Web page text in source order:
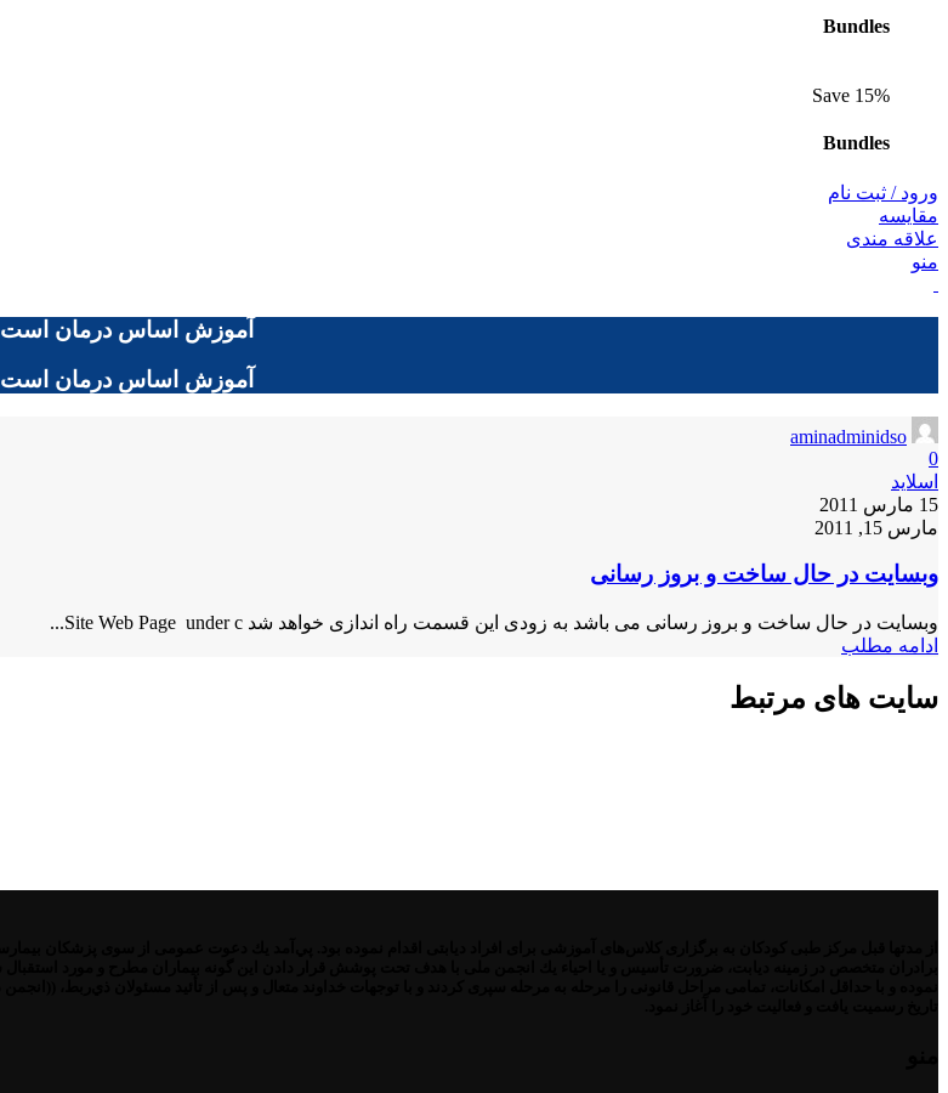
Bundles
Save 15%
Bundles
ورود / ثبت نام
مقايسه
علاقه مندی
منو
آموزش اساس درمان است
آموزش اساس درمان است
aminadminidso
0
اسلاید
15 مارس 2011
مارس 15, 2011
وبسایت در حال ساخت و بروز رسانی
وبسایت در حال ساخت و بروز رسانی می باشد به زودی این قسمت راه اندازی خواهد شد Site Web Page under c...
ادامه مطلب
سایت های مرتبط